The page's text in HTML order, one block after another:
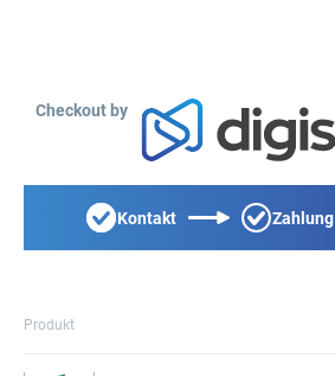
Checkout by
Kontakt Zahlung
Produkt